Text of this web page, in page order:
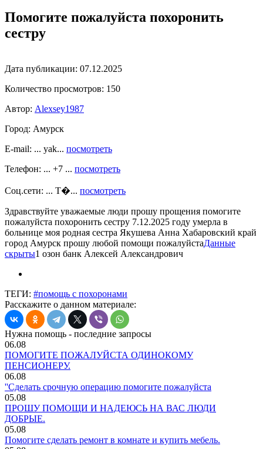
Помогите пожалуйста похоронить
сестру
Дата публикации: 07.12.2025
Количество просмотров: 150
Автор: Alexsey1987
Город: Амурск
E-mail: ... yak... посмотреть
Телефон: ... +7 ... посмотреть
Соц.сети: ... Т�... посмотреть
Здравствуйте уважаемые люди прошу прощения помогите
пожалуйста похоронить сестру 7.12.2025 году умерла в
больнице моя родная сестра Якушева Анна Хабаровский край
город Амурск прошу любой помощи пожалуйстаДанные
скрыты1 озон банк Алексей Александрович
ТЕГИ: #помощь с похоронами
Расскажите о данном материале:
Нужна помощь - последние запросы
06.08
ПОМОГИТЕ ПОЖАЛУЙСТА ОДИНОКОМУ
ПЕНСИОНЕРУ.
06.08
''Сделать срочную операцию помогите пожалуйста
05.08
ПРОШУ ПОМОЩИ И НАДЕЮСЬ НА ВАС ЛЮДИ
ДОБРЫЕ.
05.08
Помогите сделать ремонт в комнате и купить мебель.